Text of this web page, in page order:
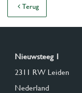
Terug
Nieuwsteeg 1
2311 RW Leiden
Nederland